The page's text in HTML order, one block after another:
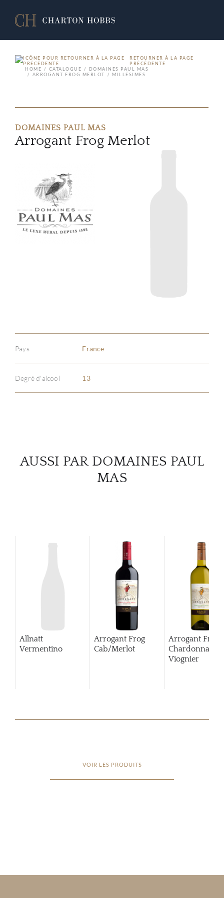
RETOURNER À LA PAGE
PRÉCÉDENTE
HOME
CATALOGUE
DOMAINES PAUL MAS
ARROGANT FROG MERLOT
MILLÉSIMES
DOMAINES PAUL MAS
Arrogant Frog Merlot
Pays France
Degré d'alcool 13
AUSSI PAR DOMAINES PAUL
MAS
Allnatt
Vermentino
Arrogant Frog
Cab/Merlot
Arrogant Frog
Chardonnay
Viognier
VOIR LES PRODUITS